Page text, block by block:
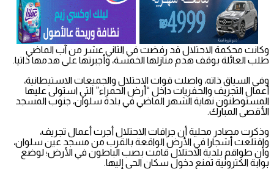
وكانت محكمة الاحتلال قد رفضت في الثاني عشر من آب الماضي
طلب العائلة بوقف هدم منازلها الخمسة، وأجبرتها على هدمها ذاتيا.
وفي السياق ذاته، واصلت قوات الاحتلال والجميعات الاستيطانية،
أعمال التجريف والحفريات داخل “أرض الحمراء” التي استولى عليها
المستوطنون نهاية الشهر الماضي في بلدة سلوان، جنوب المسجد
الأقصى المبارك.
وذكرت مصادر محلية أن جرافات الاحتلال أجرت أعمال تجريف،
واقتلعت أشجارا في الأرض الواقعة بالقرب من مسجد عين سلوان،
وأن طواقم بلدية الاحتلال قامت بصب الباطون في الأرض؛ لوضع
بوابة الكترونية تمنع دخول سكان الحي إليها.